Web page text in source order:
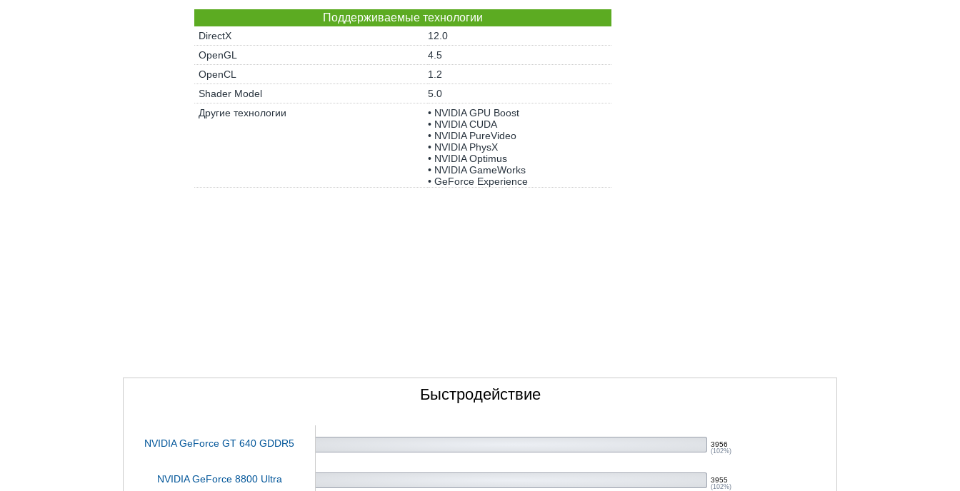
Поддерживаемые технологии
DirectX
12.0
OpenGL
4.5
OpenCL
1.2
Shader Model
5.0
Другие технологии
• NVIDIA GPU Boost
• NVIDIA CUDA
• NVIDIA PureVideo
• NVIDIA PhysX
• NVIDIA Optimus
• NVIDIA GameWorks
• GeForce Experience
Быстродействие
NVIDIA GeForce GT 640 GDDR5 3956
(102%)
NVIDIA GeForce 8800 Ultra 3955
(102%)